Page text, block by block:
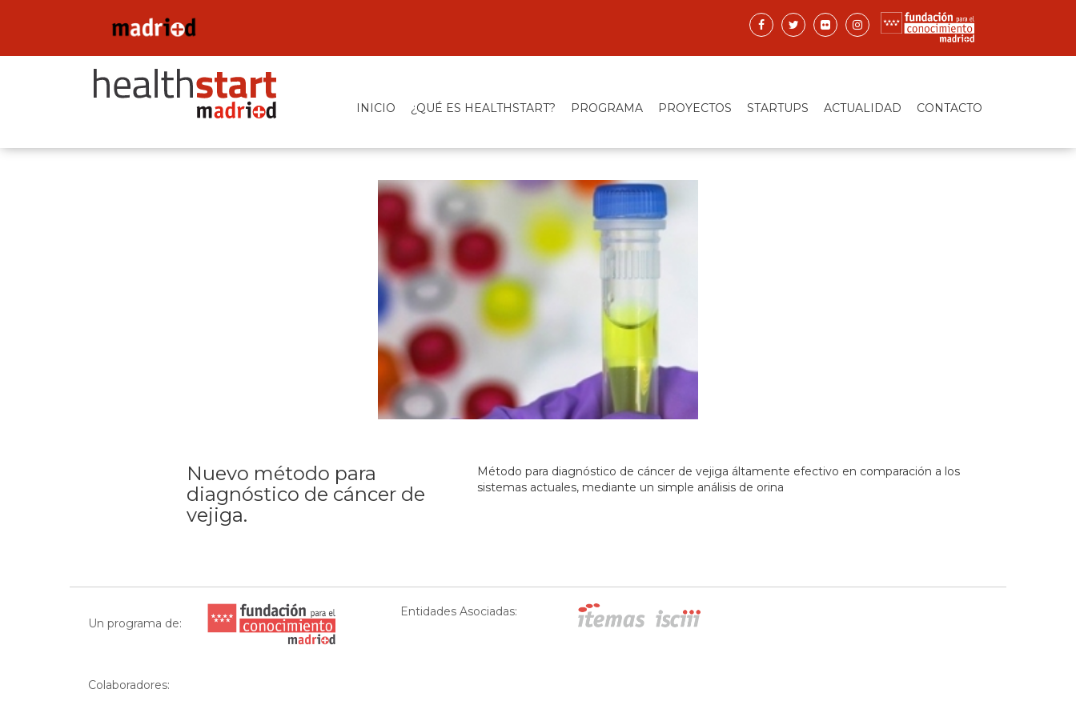
INICIO ¿QUÉ ES HEALTHSTART? PROGRAMA PROYECTOS STARTUPS ACTUALIDAD CONTACTO
Nuevo método para
diagnóstico de cáncer de
vejiga.
Método para diagnóstico de cáncer de vejiga áltamente efectivo en comparación a los
sistemas actuales, mediante un simple análisis de orina
Un programa de:
Entidades Asociadas:
Colaboradores: